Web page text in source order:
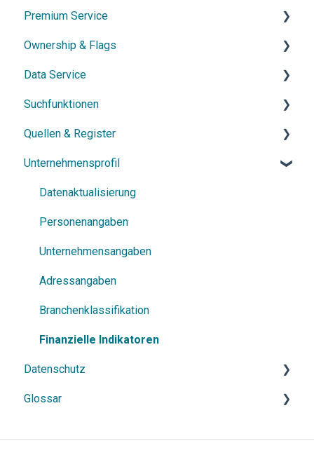
Konto & Zugang
Abonnement & Kündigung
Kontakt & Support
Premium Service
Allgemeine Informationen
Dossier
Netzwerkdiagramm
Watchlist
Ownership & Flags
Allgemeine Informationen
Ownership-Funktionen
Data Service
API
Exporte
Suchfunktionen
Einfache Suche
Power Suche
Quellen & Register
Allgemeine Informationen
Deutschland
Frankreich
Österreich
Niederlande
Tschechien
Rumänien
Israel
Dänemark
Unternehmensprofil
Datenaktualisierung
Personenangaben
Unternehmensangaben
Adressangaben
Branchenklassifikation
Finanzielle Indikatoren
Datenschutz
Allgemeine Informationen
Glossar